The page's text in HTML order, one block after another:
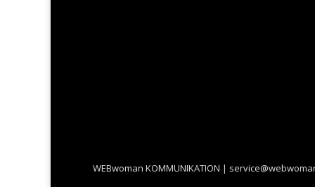
WEBwoman KOMMUNIKATION |